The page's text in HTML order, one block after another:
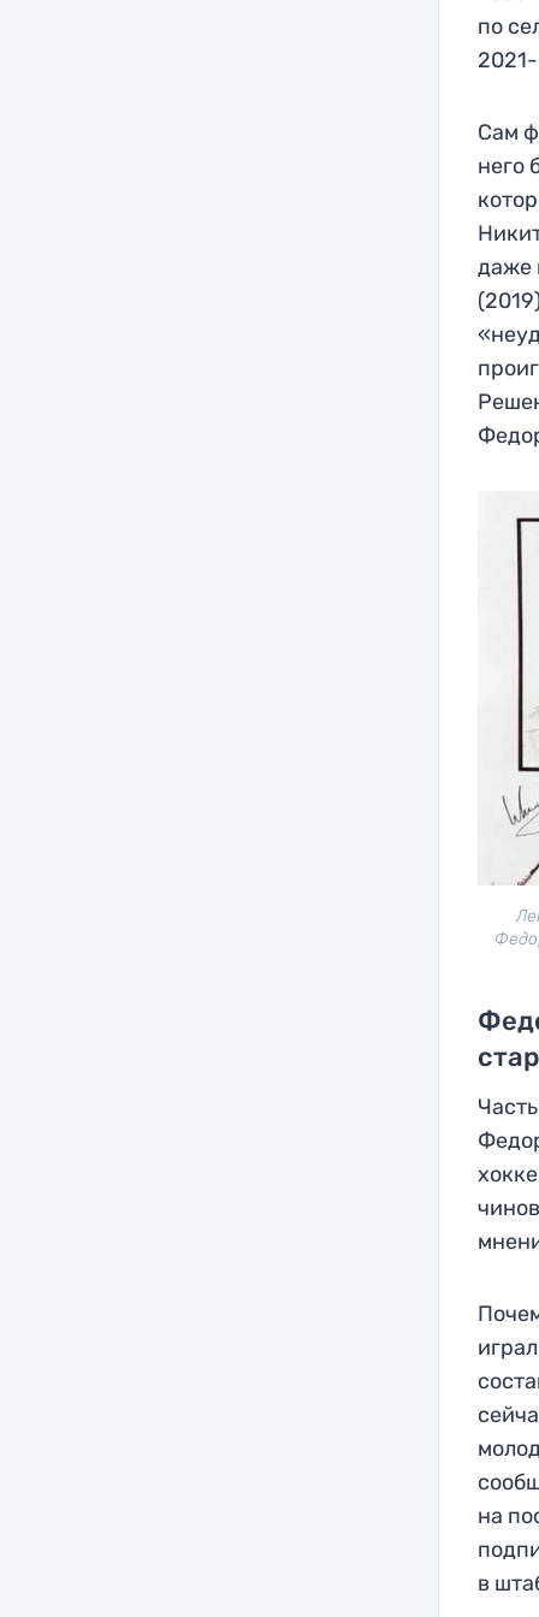
по
Сам
него
даже
на
в